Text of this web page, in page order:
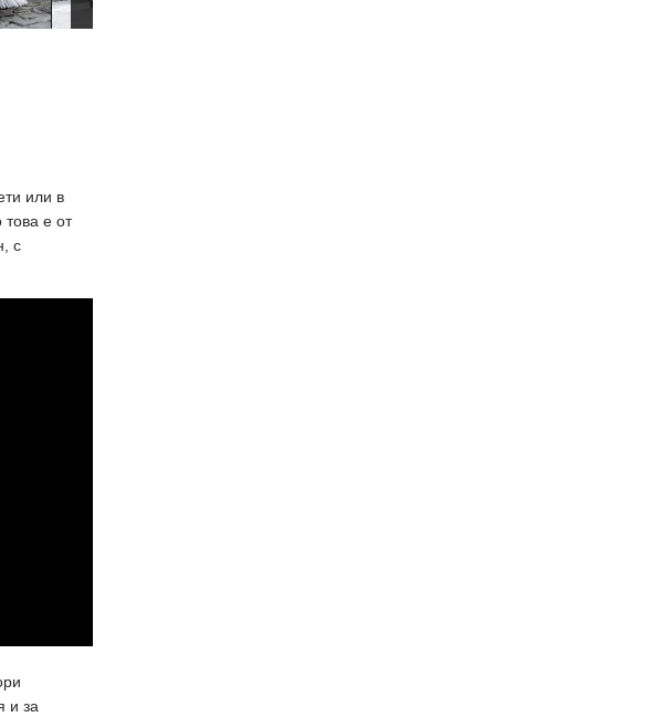
или в
е от
с
и за